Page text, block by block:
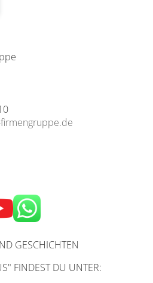
GESCHICHTEN
FINDEST DU UNTER: